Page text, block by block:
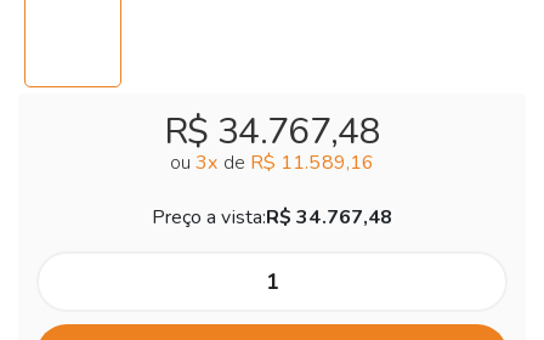
R$ 34.767,48
ou3x de R$ 11.589,16
Preço a vista:R$ 34.767,48